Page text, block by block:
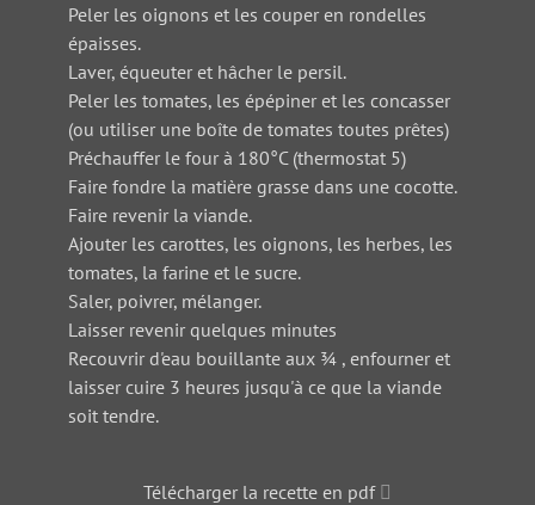
Peler les oignons et les couper en rondelles
épaisses.
Laver, équeuter et hâcher le persil.
Peler les tomates, les épépiner et les concasser
(ou utiliser une boîte de tomates toutes prêtes)
Préchauffer le four à 180°C (thermostat 5)
Faire fondre la matière grasse dans une cocotte.
Faire revenir la viande.
Ajouter les carottes, les oignons, les herbes, les
tomates, la farine et le sucre.
Saler, poivrer, mélanger.
Laisser revenir quelques minutes
Recouvrir d'eau bouillante aux ¾ , enfourner et
laisser cuire 3 heures jusqu'à ce que la viande
soit tendre.
Télécharger la recette en pdf